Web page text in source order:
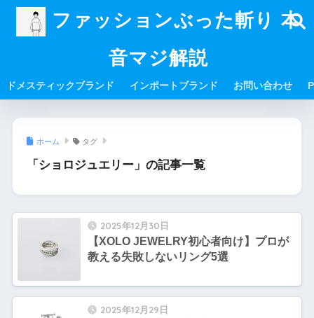
ファッションぶった斬り 本
音マジ解説
ドメスティックブランド インポートブランド お問い合わせ
ホーム タグ
「ショロジュエリー」の記事一覧
2025年12月30日
【XOLO JEWELRY初心者向け】プロが
教える失敗しないリング5選
2025年12月29日